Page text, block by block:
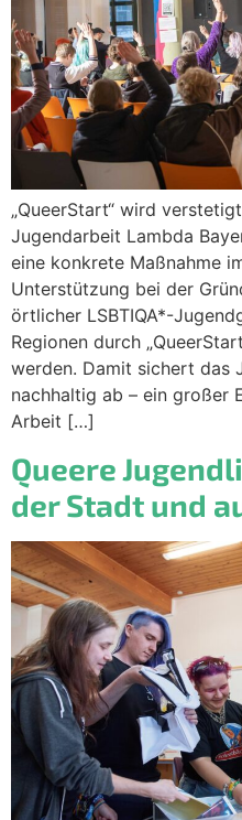
„QueerStart“ wird
Jugendarbeit Lambda
eine konkrete Maßnahme
Unterstützung bei der
örtlicher LSBTIQA*-
Regionen durch
werden. Damit sichert das
nachhaltig ab – ein großer
Arbeit […]
Queere
der Stadt und